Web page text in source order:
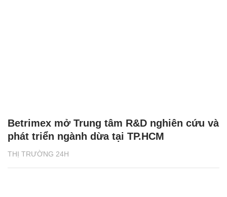
THỊ TRƯỜNG 24H
Betrimex mở Trung tâm R&D nghiên cứu và
phát triển ngành dừa tại TP.HCM